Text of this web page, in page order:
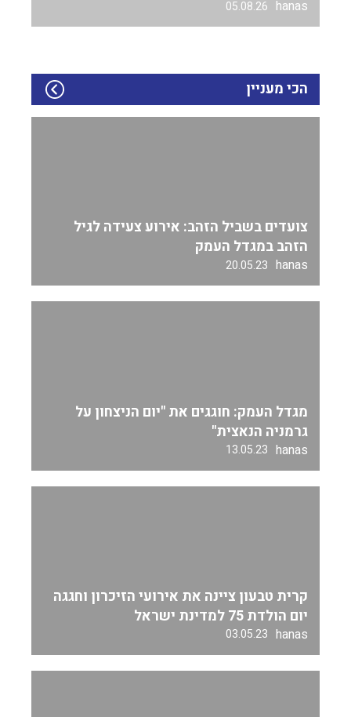
hanas
05.08.26
הכי מעניין
צועדים בשביל הזהב: אירוע צעידה לגיל
הזהב במגדל העמק
hanas
20.05.23
מגדל העמק: חוגגים את "יום הניצחון על
גרמניה הנאצית"
hanas
13.05.23
קרית טבעון ציינה את אירועי הזיכרון וחגגה
יום הולדת 75 למדינת ישראל
hanas
03.05.23